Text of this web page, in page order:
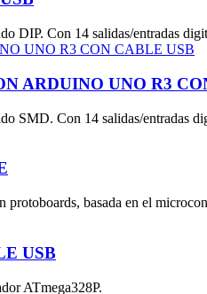
DIP. Con 14 salidas/entradas
ARDUINO UNO R3
SMD. Con 14 salidas/entradas
basada en el
USB
ATmega328P.